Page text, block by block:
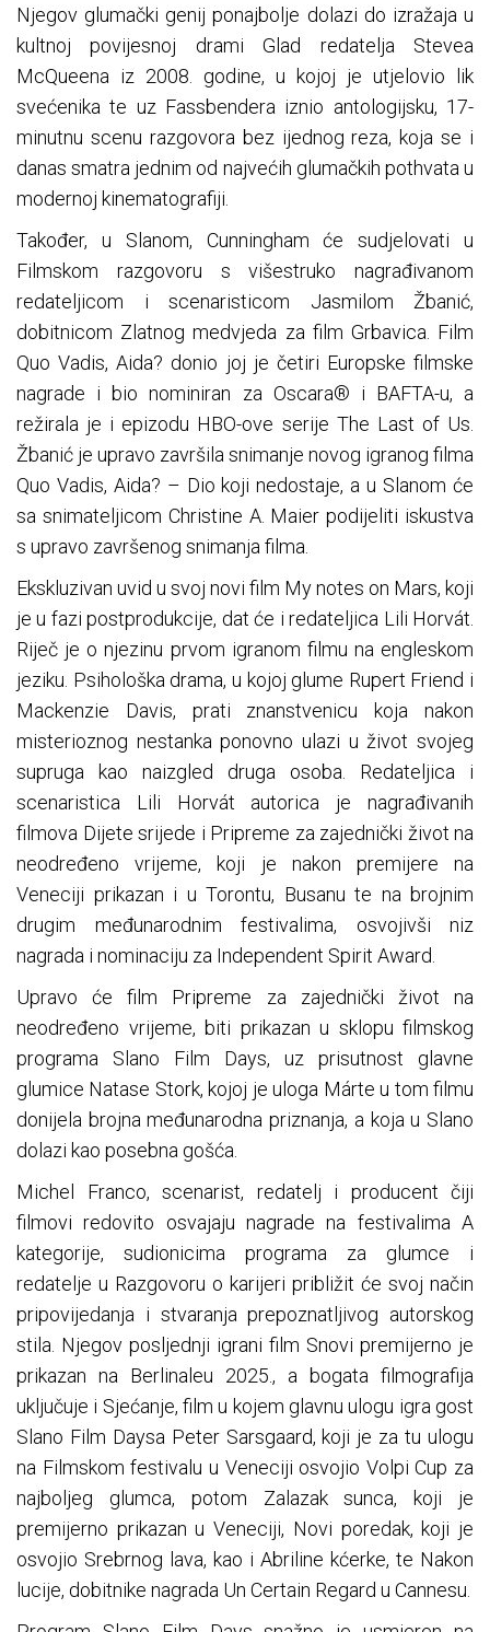
Njegov glumački genij ponajbolje dolazi do izražaja u
kultnoj povijesnoj drami Glad redatelja Stevea
McQueena iz 2008. godine, u kojoj je utjelovio lik
svećenika te uz Fassbendera iznio antologijsku, 17-
minutnu scenu razgovora bez ijednog reza, koja se i
danas smatra jednim od najvećih glumačkih pothvata u
modernoj kinematografiji.
Također, u Slanom, Cunningham će sudjelovati u
Filmskom razgovoru s višestruko nagrađivanom
redateljicom i scenaristicom Jasmilom Žbanić,
dobitnicom Zlatnog medvjeda za film Grbavica. Film
Quo Vadis, Aida? donio joj je četiri Europske filmske
nagrade i bio nominiran za Oscara® i BAFTA-u, a
režirala je i epizodu HBO-ove serije The Last of Us.
Žbanić je upravo završila snimanje novog igranog filma
Quo Vadis, Aida? – Dio koji nedostaje, a u Slanom će
sa snimateljicom Christine A. Maier podijeliti iskustva
s upravo završenog snimanja filma.
Ekskluzivan uvid u svoj novi film My notes on Mars, koji
je u fazi postprodukcije, dat će i redateljica Lili Horvát.
Riječ je o njezinu prvom igranom filmu na engleskom
jeziku. Psihološka drama, u kojoj glume Rupert Friend i
Mackenzie Davis, prati znanstvenicu koja nakon
misterioznog nestanka ponovno ulazi u život svojeg
supruga kao naizgled druga osoba. Redateljica i
scenaristica Lili Horvát autorica je nagrađivanih
filmova Dijete srijede i Pripreme za zajednički život na
neodređeno vrijeme, koji je nakon premijere na
Veneciji prikazan i u Torontu, Busanu te na brojnim
drugim međunarodnim festivalima, osvojivši niz
nagrada i nominaciju za Independent Spirit Award.
Upravo će film Pripreme za zajednički život na
neodređeno vrijeme, biti prikazan u sklopu filmskog
programa Slano Film Days, uz prisutnost glavne
glumice Natase Stork, kojoj je uloga Márte u tom filmu
donijela brojna međunarodna priznanja, a koja u Slano
dolazi kao posebna gošća.
Michel Franco, scenarist, redatelj i producent čiji
filmovi redovito osvajaju nagrade na festivalima A
kategorije, sudionicima programa za glumce i
redatelje u Razgovoru o karijeri približit će svoj način
pripovijedanja i stvaranja prepoznatljivog autorskog
stila. Njegov posljednji igrani film Snovi premijerno je
prikazan na Berlinaleu 2025., a bogata filmografija
uključuje i Sjećanje, film u kojem glavnu ulogu igra gost
Slano Film Daysa Peter Sarsgaard, koji je za tu ulogu
na Filmskom festivalu u Veneciji osvojio Volpi Cup za
najboljeg glumca, potom Zalazak sunca, koji je
premijerno prikazan u Veneciji, Novi poredak, koji je
osvojio Srebrnog lava, kao i Abriline kćerke, te Nakon
lucije, dobitnike nagrada Un Certain Regard u Cannesu.